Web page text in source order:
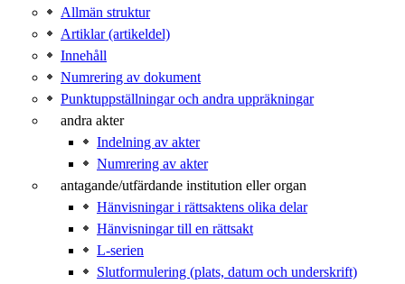
Allmän struktur
Artiklar (artikeldel)
Innehåll
Numrering av dokument
Punktuppställningar och andra uppräkningar
andra akter
Indelning av akter
Numrering av akter
antagande/utfärdande institution eller organ
Hänvisningar i rättsaktens olika delar
Hänvisningar till en rättsakt
L-serien
Slutformulering (plats, datum och underskrift)